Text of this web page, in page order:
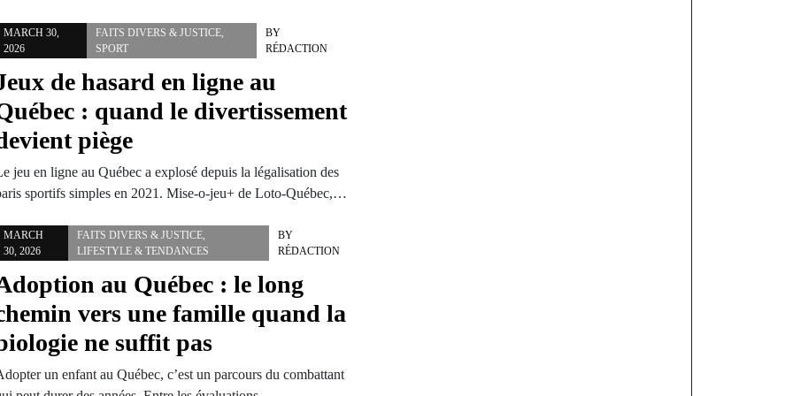
MARCH 30,
2026
FAITS DIVERS & JUSTICE,
SPORT
BY
RÉDACTION
de hasard en ligne au
: quand le divertissement
piège
jeu en ligne au Québec a explosé depuis la légalisation des
sportifs simples en 2021. Mise-o-jeu+ de Loto-Québec,…
MARCH
30, 2026
FAITS DIVERS & JUSTICE,
LIFESTYLE & TENDANCES
BY
RÉDACTION
au Québec : le long
vers une famille quand la
ne suffit pas
un enfant au Québec, c’est un parcours du combattant